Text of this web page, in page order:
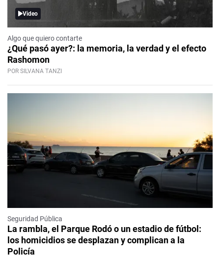
Video
Algo que quiero contarte
¿Qué pasó ayer?: la memoria, la verdad y el efecto
Rashomon
POR SILVANA TANZI
Seguridad Pública
La rambla, el Parque Rodó o un estadio de fútbol:
los homicidios se desplazan y complican a la
Policía